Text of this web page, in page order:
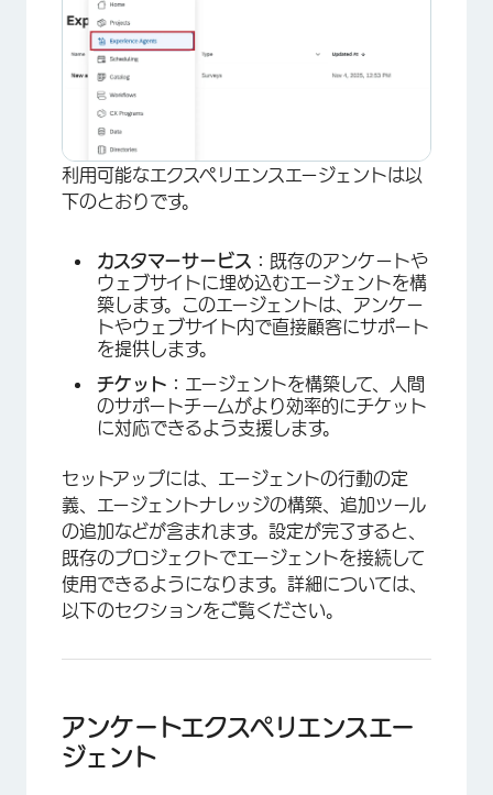
×
利用可能なエクスペリエンスエージェントは以
下のとおりです。
カスタマーサービス： 既存のアンケートや
ウェブサイトに埋め込むエージェントを構
築します。このエージェントは、アンケー
トやウェブサイト内で直接顧客にサポート
を提供します。
チケット： エージェントを構築して、人間
のサポートチームがより効率的にチケット
に対応できるよう支援します。
セットアップには、エージェントの行動の定
義、エージェントナレッジの構築、追加ツール
の追加などが含まれます。設定が完了すると、
既存のプロジェクトでエージェントを接続して
使用できるようになります。詳細については、
以下のセクションをご覧ください。
アンケートエクスペリエンスエー
ジェント